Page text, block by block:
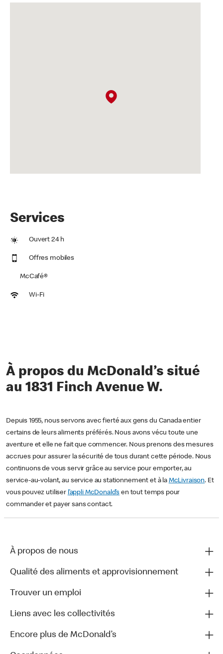
Services
Ouvert 24 h
Offres mobiles
McCafé®
Wi-Fi
À propos du McDonald’s situé
au 1831 Finch Avenue W.
Depuis 1955, nous servons avec fierté aux gens du Canada entier
certains de leurs aliments préférés. Nous avons vécu toute une
aventure et elle ne fait que commencer. Nous prenons des mesures
accrues pour assurer la sécurité de tous durant cette période. Nous
continuons de vous servir grâce au service pour emporter, au
service-au-volant, au service au stationnement et à la McLivraison. Et
vous pouvez utiliser l’appli McDonald’s en tout temps pour
commander et payer sans contact.
À propos de nous
Qualité des aliments et approvisionnement
Trouver un emploi
Liens avec les collectivités
Encore plus de McDonald’s